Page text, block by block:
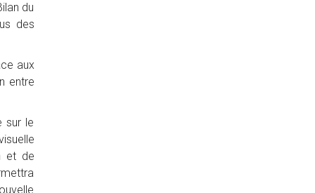
du
des
aux
entre
sur le
et de